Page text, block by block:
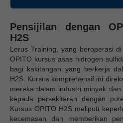
Pensijilan dengan
H2S
Lerus Training, yang beroperasi
OPITO kursus asas hidrogen
bagi kakitangan yang berkerja
H2S. Kursus komprehensif ini
mereka dalam industri minyak
kepada persekitaran dengan
Kursus OPITO H2S meliputi
kecemasan dan memberikan